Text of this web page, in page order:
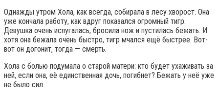
Однажды утром Хола, как всегда, собирала в лесу хворост. Она
уже кончала работу, как вдруг показался огромный тигр.
Девушка очень испугалась, бросила нож и пустилась бежать. И
хотя она бежала очень быстро, тигр мчался ещё быстрее. Вот-
вот он догонит, тогда — смерть.
Хола с болью подумала о старой матери: кто будет ухаживать за
ней, если она, её единственная дочь, погибнет? Бежать у неё уже
не было сил.